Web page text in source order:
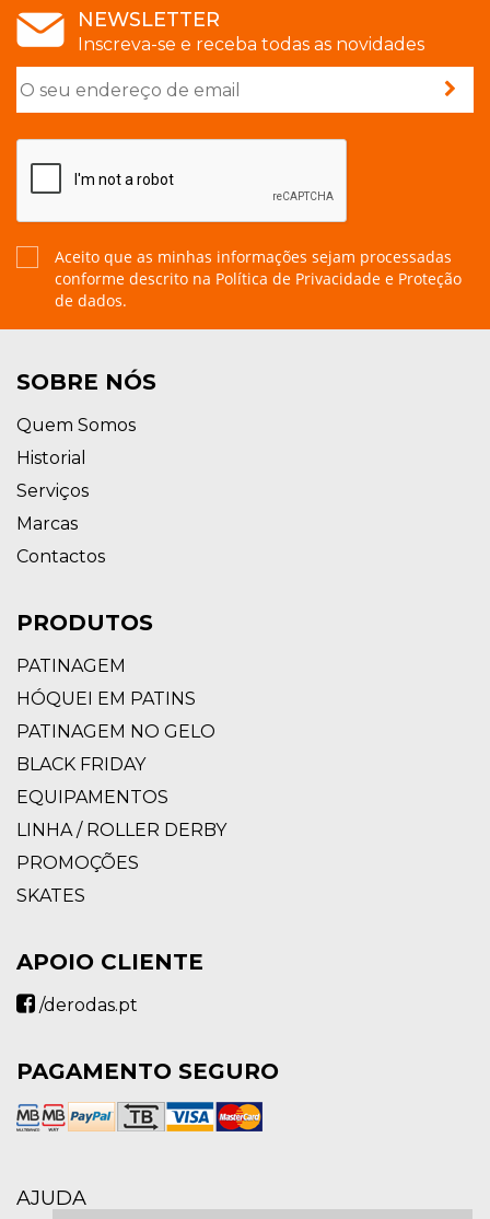
NEWSLETTER
Inscreva-se e receba todas as novidades
Aceito que as minhas informações sejam processadas
conforme descrito na Política de Privacidade e Proteção
de dados.
SOBRE NÓS
Quem Somos
Historial
Serviços
Marcas
Contactos
PRODUTOS
PATINAGEM
HÓQUEI EM PATINS
PATINAGEM NO GELO
BLACK FRIDAY
EQUIPAMENTOS
LINHA / ROLLER DERBY
PROMOÇÕES
SKATES
APOIO CLIENTE
/derodas.pt
PAGAMENTO SEGURO
AJUDA